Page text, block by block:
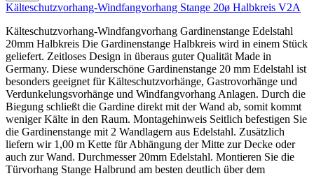
Kälteschutzvorhang-Windfangvorhang Stange 20ø Halbkreis V2A
Kälteschutzvorhang-Windfangvorhang Gardinenstange Edelstahl
20mm Halbkreis Die Gardinenstange Halbkreis wird in einem Stück
geliefert. Zeitloses Design in überaus guter Qualität Made in
Germany. Diese wunderschöne Gardinenstange 20 mm Edelstahl ist
besonders geeignet für Kälteschutzvorhänge, Gastrovorhänge und
Verdunkelungsvorhänge und Windfangvorhang Anlagen. Durch die
Biegung schließt die Gardine direkt mit der Wand ab, somit kommt
weniger Kälte in den Raum. Montagehinweis Seitlich befestigen Sie
die Gardinenstange mit 2 Wandlagern aus Edelstahl. Zusätzlich
liefern wir 1,00 m Kette für Abhängung der Mitte zur Decke oder
auch zur Wand. Durchmesser 20mm Edelstahl. Montieren Sie die
Türvorhang Stange Halbrund am besten deutlich über dem